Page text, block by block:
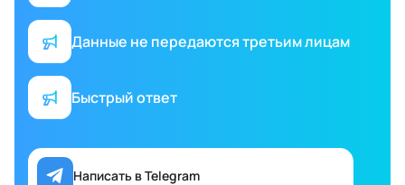
Данные не передаются третьим лицам
Быстрый ответ
Написать в Telegram